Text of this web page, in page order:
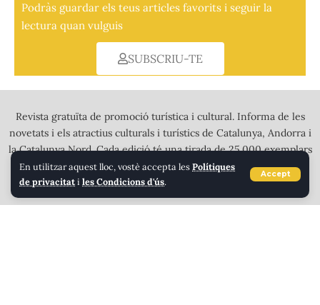
En utilitzar aquest lloc, vostè accepta lesPolítiques
de privacitati les Condicions d'ús.
Accept
Podràs guardar els teus articles favorits i seguir la
lectura quan vulguis
SUBSCRIU-TE
Revista gratuïta de promoció turística i cultural. Informa de les
novetats i els atractius culturals i turístics de Catalunya, Andorra i
la Catalunya Nord. Cada edició té una tirada de 25.000 exemplars
a tot color que es distribueixen en més de 2.000 punts de
recollida a l’Alt Pirineu, Andorra i tota Calalunya.